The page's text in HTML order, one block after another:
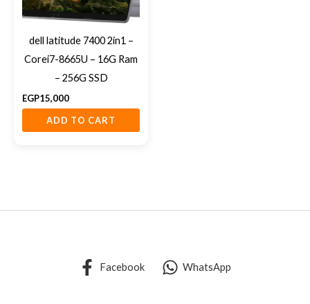
dell latitude 7400 2in1 –
Corei7-8665U – 16G Ram
– 256G SSD
EGP15,000
ADD TO CART
Facebook WhatsApp